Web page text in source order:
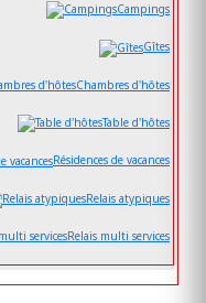
Campings
Gîtes
Chambres d'hôtes
Table d'hôtes
Résidences de vacances
Relais atypiques
Relais multi services